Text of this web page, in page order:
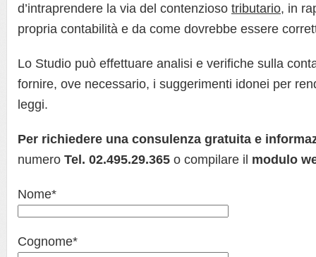
d’intraprendere la via del contenzioso tributario, in
propria contabilità e da come dovrebbe essere
Lo Studio può effettuare analisi e verifiche sulla
fornire, ove necessario, i suggerimenti idonei per
leggi.
Per richiedere una consulenza gratuita e
numero Tel. 02.495.29.365 o compilare il modulo
Nome*
Cognome*